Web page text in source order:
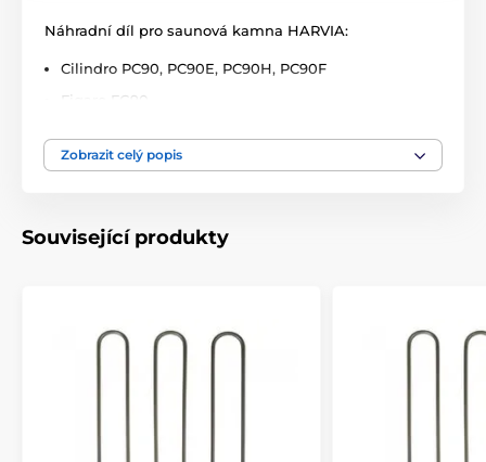
Náhradní díl pro saunová kamna HARVIA:
Cilindro PC90, PC90E, PC90H, PC90F
Figaro FG90
Fuga FU90, FU90E
Zobrazit celý popis
Související produkty